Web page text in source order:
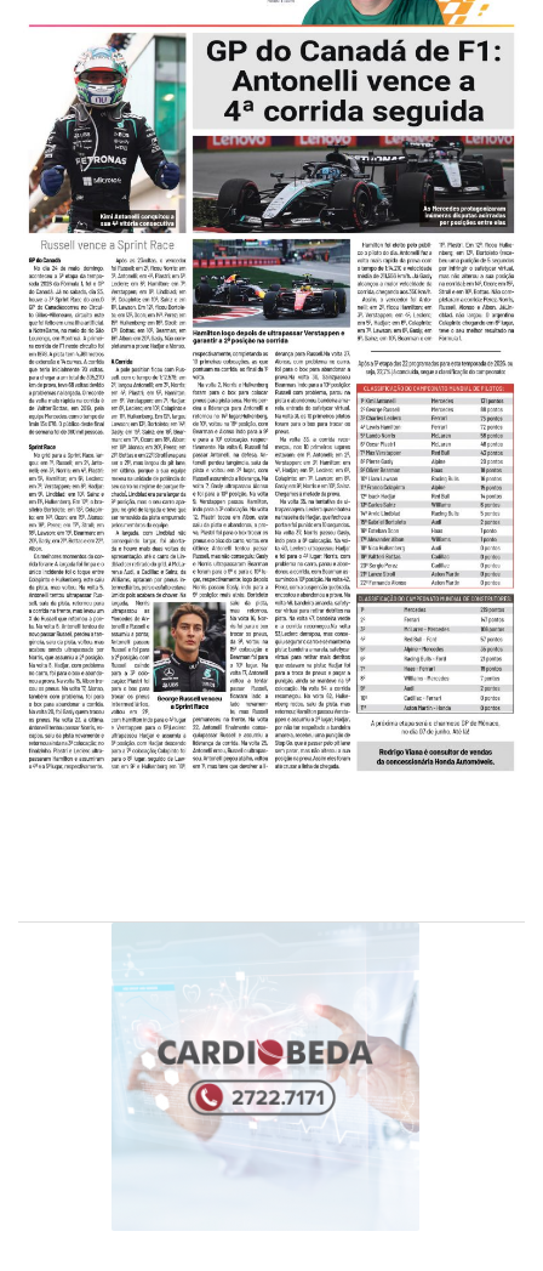
Tecnologia
Sistemas